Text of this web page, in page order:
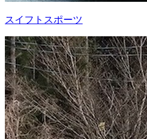
スイフトスポーツ